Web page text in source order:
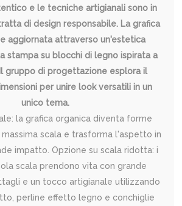
e le tecniche artigianali sono in
di design responsabile. La grafica
aggiornata attraverso un'estetica
stampa su blocchi di legno ispirata a
gruppo di progettazione esplora il
per unire look versatili in un
unico tema.
la grafica organica diventa forme
scala e trasforma l'aspetto in
impatto. Opzione su scala ridotta: i
scala prendono vita con grande
e un tocco artigianale utilizzando
perline effetto legno e conchiglie